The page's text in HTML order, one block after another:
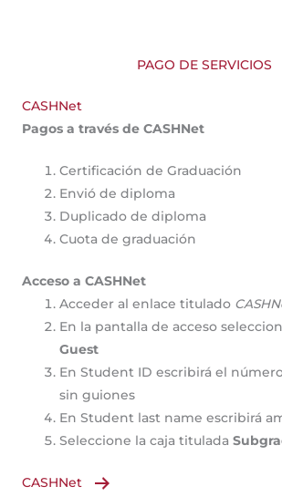
PAGO DE SERVICIOS
CASHNet
Pagos a través de CASHNet
Certificación de Graduación
Envió de diploma
Duplicado de diploma
Cuota de graduación
Acceso a CASHNet
Acceder al enlace titulado
En la pantalla de acceso
Guest
En Student ID escribirá el
sin guiones
En Student last name escribirá
Seleccione la caja titulada
CASHNet